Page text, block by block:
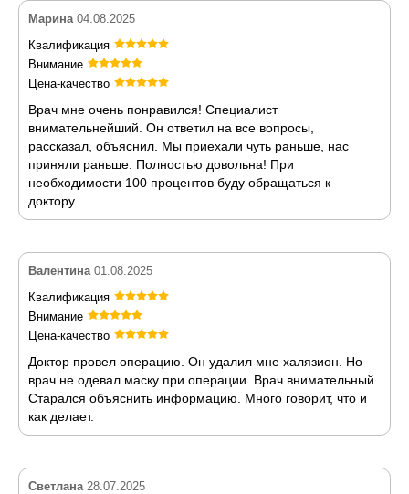
Марина 04.08.2025
Квалификация
Внимание
Цена-качество
Врач мне очень понравился! Специалист
внимательнейший. Он ответил на все вопросы,
рассказал, объяснил. Мы приехали чуть раньше, нас
приняли раньше. Полностью довольна! При
необходимости 100 процентов буду обращаться к
доктору.
Валентина 01.08.2025
Квалификация
Внимание
Цена-качество
Доктор провел операцию. Он удалил мне халязион. Но
врач не одевал маску при операции. Врач внимательный.
Старался объяснить информацию. Много говорит, что и
как делает.
Светлана 28.07.2025